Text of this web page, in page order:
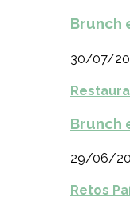
Brunch
30/07/
Brunch
29/06/
Retos